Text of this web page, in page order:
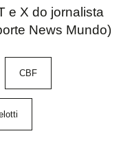
e X do jornalista
News Mundo)
CBF